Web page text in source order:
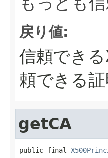
戻り値:
信頼できる
頼できる
getCA
public final